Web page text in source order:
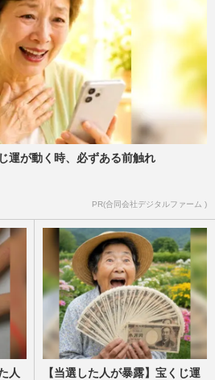
運が動く時、必ずある前触れ
PR(合同会社デジタルファーム )
人
【当選した人が暴露】宝くじ運